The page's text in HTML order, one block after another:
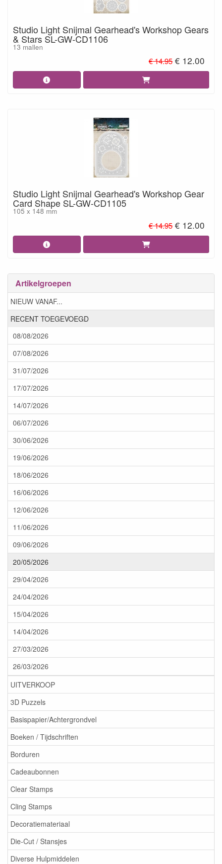
Artikelgroepen
NIEUW VANAF...
RECENT TOEGEVOEGD
08/08/2026
07/08/2026
31/07/2026
17/07/2026
14/07/2026
06/07/2026
30/06/2026
19/06/2026
18/06/2026
16/06/2026
12/06/2026
11/06/2026
09/06/2026
20/05/2026
29/04/2026
24/04/2026
15/04/2026
14/04/2026
27/03/2026
26/03/2026
UITVERKOOP
3D Puzzels
Basispapier/Achtergrondvel
Boeken / Tijdschriften
Borduren
Cadeaubonnen
Clear Stamps
Cling Stamps
Decoratiemateriaal
Die-Cut / Stansjes
Diverse Hulpmiddelen
Studio Light Snijmal Gearhead's Workshop Gears
& Stars SL-GW-CD1106
13 mallen
€ 14.95 € 12.00
Studio Light Snijmal Gearhead's Workshop Gear
Card Shape SL-GW-CD1105
105 x 148 mm
€ 14.95 € 12.00